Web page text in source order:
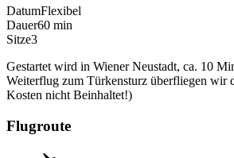
DatumFlexibel
Dauer60 min
Sitze3
Gestartet wird in Wiener Neustadt, ca. 10
Weiterflug zum Türkensturz überfliegen wir
Kosten nicht Beinhaltet!)
Flugroute